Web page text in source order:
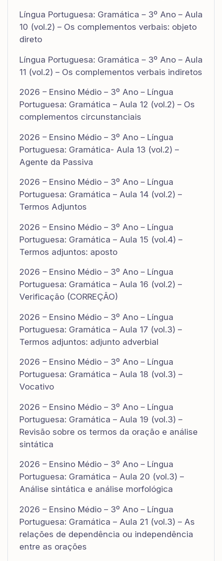
Língua Portuguesa: Gramática – 3º Ano – Aula
10 (vol.2) – Os complementos verbais: objeto
direto
Língua Portuguesa: Gramática – 3º Ano – Aula
11 (vol.2) – Os complementos verbais indiretos
2026 – Ensino Médio – 3º Ano – Língua
Portuguesa: Gramática – Aula 12 (vol.2) – Os
complementos circunstanciais
2026 – Ensino Médio – 3º Ano – Língua
Portuguesa: Gramática- Aula 13 (vol.2) –
Agente da Passiva
2026 – Ensino Médio – 3º Ano – Língua
Portuguesa: Gramática – Aula 14 (vol.2) –
Termos Adjuntos
2026 – Ensino Médio – 3º Ano – Língua
Portuguesa: Gramática – Aula 15 (vol.4) –
Termos adjuntos: aposto
2026 – Ensino Médio – 3º Ano – Língua
Portuguesa: Gramática – Aula 16 (vol.2) –
Verificação (CORREÇÃO)
2026 – Ensino Médio – 3º Ano – Língua
Portuguesa: Gramática – Aula 17 (vol.3) –
Termos adjuntos: adjunto adverbial
2026 – Ensino Médio – 3º Ano – Língua
Portuguesa: Gramática – Aula 18 (vol.3) –
Vocativo
2026 – Ensino Médio – 3º Ano – Língua
Portuguesa: Gramática – Aula 19 (vol.3) –
Revisão sobre os termos da oração e análise
sintática
2026 – Ensino Médio – 3º Ano – Língua
Portuguesa: Gramática – Aula 20 (vol.3) –
Análise sintática e análise morfológica
2026 – Ensino Médio – 3º Ano – Língua
Portuguesa: Gramática – Aula 21 (vol.3) – As
relações de dependência ou independência
entre as orações